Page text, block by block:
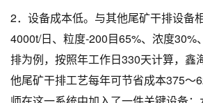
2．设备成本低。与其他尾矿干排设备
4000t/日、粒度-200目65%、浓度30%
排为例，按照年工作日330天计算，鑫
他尾矿干排工艺每年可节省成本375～